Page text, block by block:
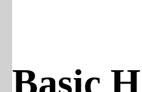
Basic